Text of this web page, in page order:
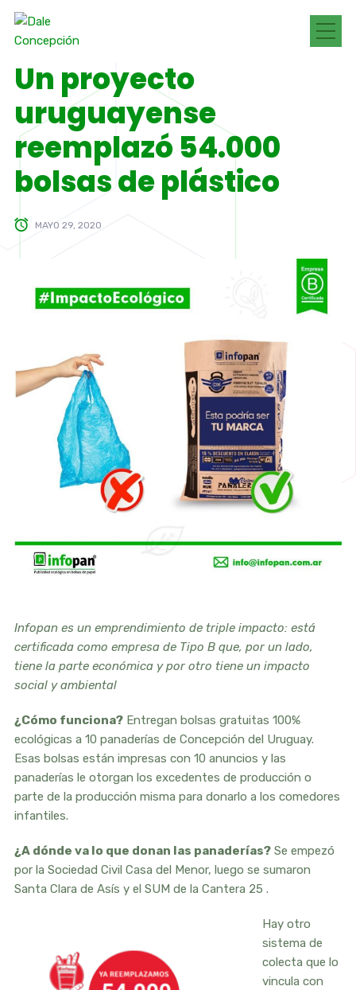
Un proyecto
uruguayense
reemplazó 54.000
bolsas de plástico
MAYO 29, 2020
Infopan es un emprendimiento de triple impacto: está
certificada como empresa de Tipo B que, por un lado,
tiene la parte económica y por otro tiene un impacto
social y ambiental
¿Cómo funciona?Entregan bolsas gratuitas 100%
ecológicas a 10 panaderías de Concepción del Uruguay.
Esas bolsas están impresas con 10 anuncios y las
panaderías le otorgan los excedentes de producción o
parte de la producción misma para donarlo a los comedores
infantiles.
¿A dónde va lo que donan las panaderías?Se empezó
por la Sociedad Civil Casa del Menor, luego se sumaron
Santa Clara de Asís y el SUM de la Cantera 25 .
Hay otro
sistema de
colecta que lo
vincula con